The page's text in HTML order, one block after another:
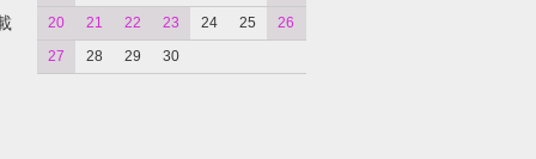
20
21 22 23 24 25
26
27
28 29 30